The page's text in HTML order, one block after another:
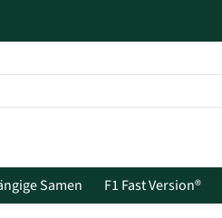
Samen F1 Fast Version®